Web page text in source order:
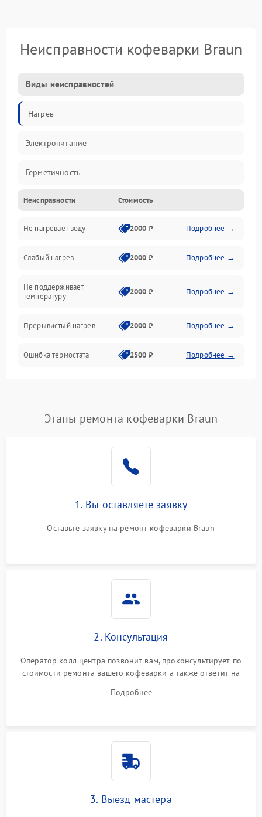
Неисправности кофеварки Braun
Виды неисправностей
Нагрев
Электропитание
Герметичность
Неисправности Стоимость
Не нагревает воду 2000 ₽ Подробнее →
Слабый нагрев 2000 ₽ Подробнее →
Не поддерживает
температуру
2000 ₽ Подробнее →
Прерывистый нагрев 2000 ₽ Подробнее →
Ошибка термостата 2500 ₽ Подробнее →
Этапы ремонта кофеварки Braun
1. Вы оставляете заявку
Оставьте заявку на ремонт кофеварки Braun
2. Консультация
Оператор колл центра позвонит вам, проконсультирует по
стоимости ремонта вашего кофеварки а также ответит на
Подробнее
3. Выезд мастера